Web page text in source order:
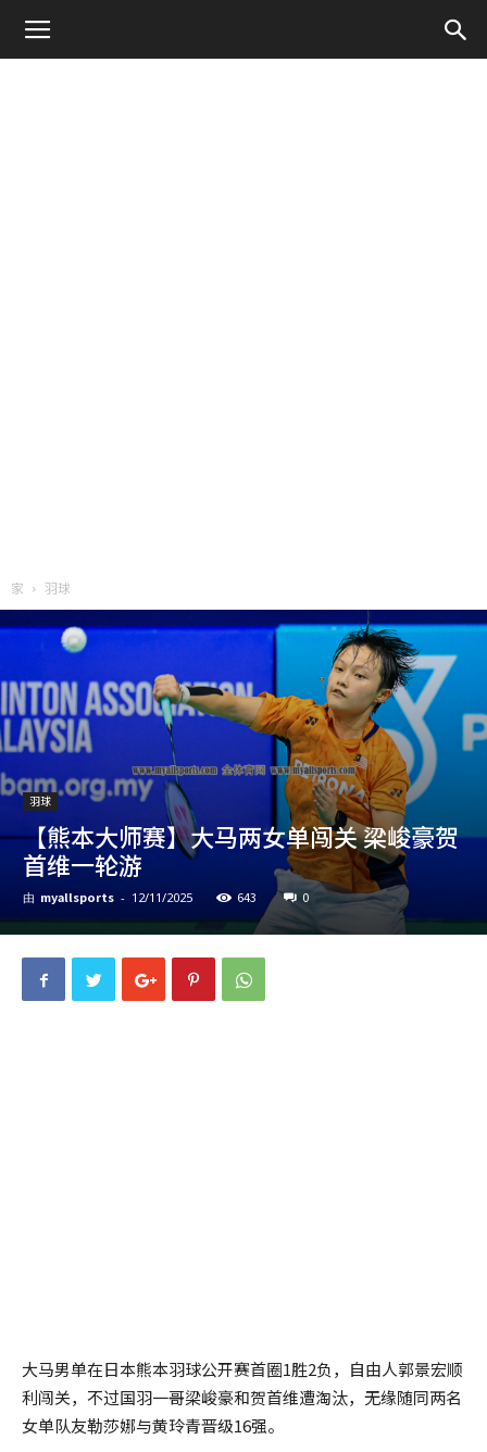
家 羽球
羽球
【熊本大师赛】大马两女单闯关 梁峻豪贺
首维一轮游
由 myallsports - 12/11/2025 643 0
大马男单在日本熊本羽球公开赛首圈1胜2负，自由人郭景宏顺
利闯关，不过国羽一哥梁峻豪和贺首维遭淘汰，无缘随同两名
女单队友勒莎娜与黄玲青晋级16强。